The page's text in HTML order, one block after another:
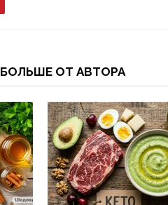
БОЛЬШЕ ОТ АВТОРА